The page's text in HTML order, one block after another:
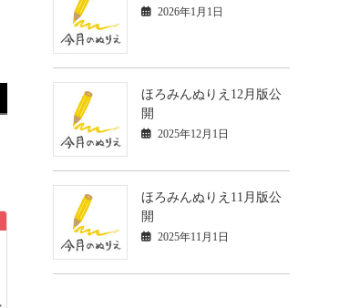
2026年1月1日
ほろみんぬりえ12月版公
開
2025年12月1日
ほろみんぬりえ11月版公
開
2025年11月1日